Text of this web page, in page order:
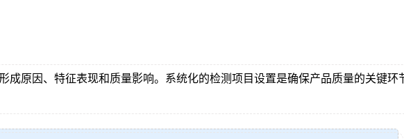
成原因、特征表现和质量影响。系统化的检测项目设置是确保产品质量的关键环